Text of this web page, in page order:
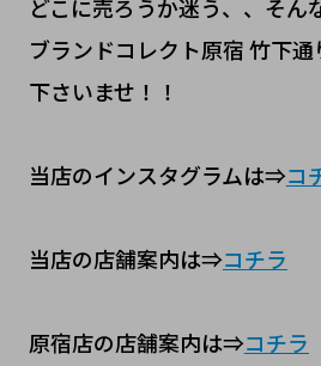
どこに売ろうか迷う、、そん
ブランドコレクト原宿 竹下
下さいませ！！
当店のインスタグラムは⇒コ
当店の店舗案内は⇒コチラ
原宿店の店舗案内は⇒コチラ